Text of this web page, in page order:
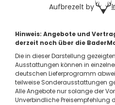
Aufbrezelt by
Hinweis: Angebote und
derzeit noch über die
Die in dieser Darstellung
Ausstattungen können in
deutschen Lieferprogramm
teilweise Sonderausstattungen
Alle Angebote nur solange der
Unverbindliche Preisempfehlung